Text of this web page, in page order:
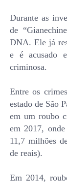
Durante as
de
DNA. Ele já
e é acusado
criminosa.
Entre os
estado de São
em um roubo
em 2017,
11,7 milhões
de reais).
Em 2014,